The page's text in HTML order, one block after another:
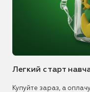
Легкий старт
Купуйте зараз, а